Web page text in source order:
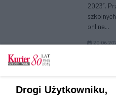
2023”.
online...
Drogi Użytkowniku,